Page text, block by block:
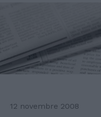
12 novembre 2008